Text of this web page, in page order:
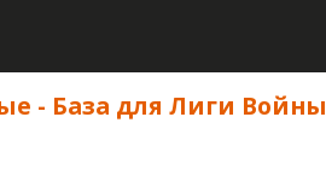
- База для Лиги Войны